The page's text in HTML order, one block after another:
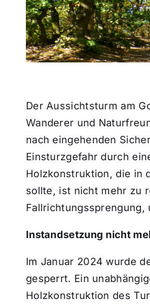
Der Aussichtsturm am
Wanderer und
nach eingehenden
Einsturzgefahr durch
Holzkonstruktion, die in
sollte, ist nicht mehr zu
Instandsetzung nicht
Im Januar 2024 wurde
gesperrt. Ein
Holzkonstruktion des